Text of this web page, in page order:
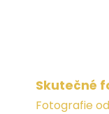
Skutečné
Fotografie